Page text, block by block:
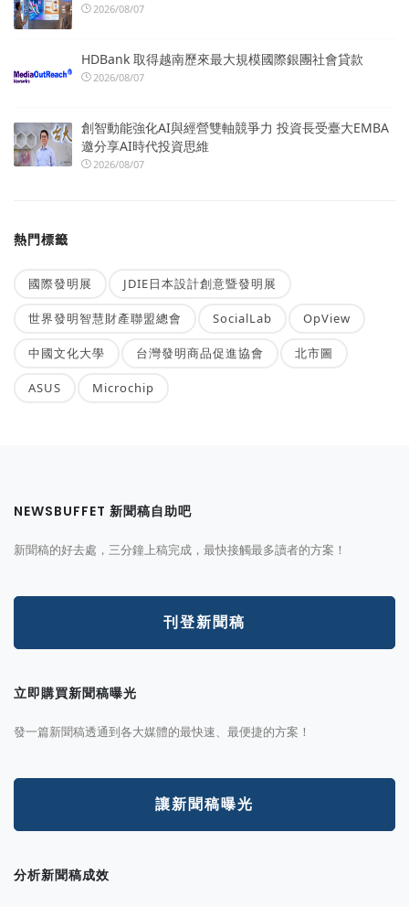
2026/08/07
HDBank 取得越南歷來最大規模國際銀團社會貸款
2026/08/07
創智動能強化AI與經營雙軸競爭力 投資長受臺大EMBA
邀分享AI時代投資思維
2026/08/07
熱門標籤
國際發明展 JDIE日本設計創意暨發明展
世界發明智慧財產聯盟總會 SocialLab OpView
中國文化大學 台灣發明商品促進協會 北市圖
ASUS Microchip
NEWSBUFFET 新聞稿自助吧
新聞稿的好去處，三分鐘上稿完成，最快接觸最多讀者的方案！
刊登新聞稿
立即購買新聞稿曝光
發一篇新聞稿透通到各大媒體的最快速、最便捷的方案！
讓新聞稿曝光
分析新聞稿成效